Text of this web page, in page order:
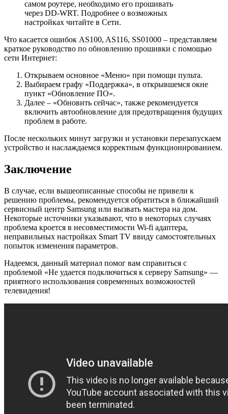
самом роутере, необходимо его прошивать
через DD-WRT. Подробнее о возможных
настройках читайте в Сети.
Что касается ошибок AS100, AS116, SS01000 – представляем
краткое руководство по обновлению прошивки с помощью
сети Интернет:
Открываем основное «Меню» при помощи пульта.
Выбираем графу «Поддержка», в открывшемся окне
пункт «Обновление ПО».
Далее – «Обновить сейчас», также рекомендуется
включить автообновление для предотвращения будущих
проблем в работе.
После нескольких минут загрузки и установки перезапускаем
устройство и наслаждаемся корректным функционированием.
Заключение
В случае, если вышеописанные способы не привели к
решению проблемы, рекомендуется обратиться в ближайший
сервисный центр Samsung или вызвать мастера на дом.
Некоторые источники указывают, что в некоторых случаях
проблема кроется в несовместимости Wi-fi адаптера,
неправильных настройках Smart TV ввиду самостоятельных
попыток изменения параметров.
Надеемся, данный материал помог вам справиться с
проблемой «Не удается подключиться к серверу Samsung» —
приятного использования современных возможностей
телевидения!